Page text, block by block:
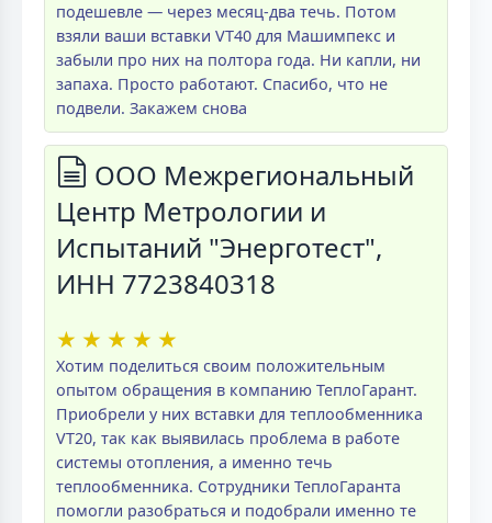
подешевле — через месяц-два течь. Потом
взяли ваши вставки VT40 для Машимпекс и
забыли про них на полтора года. Ни капли, ни
запаха. Просто работают. Спасибо, что не
подвели. Закажем снова
ООО Межрегиональный
Центр Метрологии и
Испытаний "Энерготест",
ИНН 7723840318
★ ★ ★ ★ ★
Хотим поделиться своим положительным
опытом обращения в компанию ТеплоГарант.
Приобрели у них вставки для теплообменника
VT20, так как выявилась проблема в работе
системы отопления, а именно течь
теплообменника. Сотрудники ТеплоГаранта
помогли разобраться и подобрали именно те